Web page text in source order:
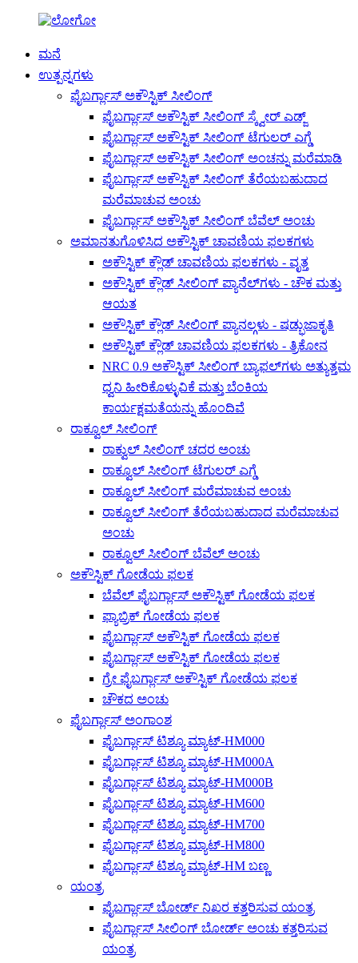
ಮನೆ
ಉತ್ಪನ್ನಗಳು
ಫೈಬರ್ಗ್ಲಾಸ್ ಅಕೌಸ್ಟಿಕ್ ಸೀಲಿಂಗ್
ಫೈಬರ್ಗ್ಲಾಸ್ ಅಕೌಸ್ಟಿಕ್ ಸೀಲಿಂಗ್ ಸ್ಕ್ವೇರ್ ಎಡ್ಜ್
ಫೈಬರ್ಗ್ಲಾಸ್ ಅಕೌಸ್ಟಿಕ್ ಸೀಲಿಂಗ್ ಟೆಗುಲರ್ ಎಗ್ಡೆ
ಫೈಬರ್ಗ್ಲಾಸ್ ಅಕೌಸ್ಟಿಕ್ ಸೀಲಿಂಗ್ ಅಂಚನ್ನು ಮರೆಮಾಡಿ
ಫೈಬರ್ಗ್ಲಾಸ್ ಅಕೌಸ್ಟಿಕ್ ಸೀಲಿಂಗ್ ತೆರೆಯಬಹುದಾದ
ಮರೆಮಾಚುವ ಅಂಚು
ಫೈಬರ್ಗ್ಲಾಸ್ ಅಕೌಸ್ಟಿಕ್ ಸೀಲಿಂಗ್ ಬೆವೆಲ್ ಅಂಚು
ಅಮಾನತುಗೊಳಿಸಿದ ಅಕೌಸ್ಟಿಕ್ ಚಾವಣಿಯ ಫಲಕಗಳು
ಅಕೌಸ್ಟಿಕ್ ಕ್ಲೌಡ್ ಚಾವಣಿಯ ಫಲಕಗಳು - ವೃತ್ತ
ಅಕೌಸ್ಟಿಕ್ ಕ್ಲೌಡ್ ಸೀಲಿಂಗ್ ಪ್ಯಾನೆಲ್‌ಗಳು - ಚೌಕ ಮತ್ತು
ಆಯತ
ಅಕೌಸ್ಟಿಕ್ ಕ್ಲೌಡ್ ಸೀಲಿಂಗ್ ಪ್ಯಾನಲ್ಗಳು - ಷಡ್ಭುಜಾಕೃತಿ
ಅಕೌಸ್ಟಿಕ್ ಕ್ಲೌಡ್ ಚಾವಣಿಯ ಫಲಕಗಳು - ತ್ರಿಕೋನ
NRC 0.9 ಅಕೌಸ್ಟಿಕ್ ಸೀಲಿಂಗ್ ಬ್ಯಾಫಲ್‌ಗಳು ಅತ್ಯುತ್ತಮ
ಧ್ವನಿ ಹೀರಿಕೊಳ್ಳುವಿಕೆ ಮತ್ತು ಬೆಂಕಿಯ
ಕಾರ್ಯಕ್ಷಮತೆಯನ್ನು ಹೊಂದಿವೆ
ರಾಕ್ವೂಲ್ ಸೀಲಿಂಗ್
ರಾಕ್ವುಲ್ ಸೀಲಿಂಗ್ ಚದರ ಅಂಚು
ರಾಕ್ವೂಲ್ ಸೀಲಿಂಗ್ ಟೆಗುಲರ್ ಎಗ್ಡೆ
ರಾಕ್ವೂಲ್ ಸೀಲಿಂಗ್ ಮರೆಮಾಚುವ ಅಂಚು
ರಾಕ್ವೂಲ್ ಸೀಲಿಂಗ್ ತೆರೆಯಬಹುದಾದ ಮರೆಮಾಚುವ
ಅಂಚು
ರಾಕ್ವೂಲ್ ಸೀಲಿಂಗ್ ಬೆವೆಲ್ ಅಂಚು
ಅಕೌಸ್ಟಿಕ್ ಗೋಡೆಯ ಫಲಕ
ಬೆವೆಲ್ ಫೈಬರ್ಗ್ಲಾಸ್ ಅಕೌಸ್ಟಿಕ್ ಗೋಡೆಯ ಫಲಕ
ಫ್ಯಾಬ್ರಿಕ್ ಗೋಡೆಯ ಫಲಕ
ಫೈಬರ್ಗ್ಲಾಸ್ ಅಕೌಸ್ಟಿಕ್ ಗೋಡೆಯ ಫಲಕ
ಫೈಬರ್ಗ್ಲಾಸ್ ಅಕೌಸ್ಟಿಕ್ ಗೋಡೆಯ ಫಲಕ
ಗ್ರೇ ಫೈಬರ್ಗ್ಲಾಸ್ ಅಕೌಸ್ಟಿಕ್ ಗೋಡೆಯ ಫಲಕ
ಚೌಕದ ಅಂಚು
ಫೈಬರ್ಗ್ಲಾಸ್ ಅಂಗಾಂಶ
ಫೈಬರ್ಗ್ಲಾಸ್ ಟಿಶ್ಯೂ ಮ್ಯಾಟ್-HM000
ಫೈಬರ್ಗ್ಲಾಸ್ ಟಿಶ್ಯೂ ಮ್ಯಾಟ್-HM000A
ಫೈಬರ್ಗ್ಲಾಸ್ ಟಿಶ್ಯೂ ಮ್ಯಾಟ್-HM000B
ಫೈಬರ್ಗ್ಲಾಸ್ ಟಿಶ್ಯೂ ಮ್ಯಾಟ್-HM600
ಫೈಬರ್ಗ್ಲಾಸ್ ಟಿಶ್ಯೂ ಮ್ಯಾಟ್-HM700
ಫೈಬರ್ಗ್ಲಾಸ್ ಟಿಶ್ಯೂ ಮ್ಯಾಟ್-HM800
ಫೈಬರ್ಗ್ಲಾಸ್ ಟಿಶ್ಯೂ ಮ್ಯಾಟ್-HM ಬಣ್ಣ
ಯಂತ್ರ
ಫೈಬರ್ಗ್ಲಾಸ್ ಬೋರ್ಡ್ ನಿಖರ ಕತ್ತರಿಸುವ ಯಂತ್ರ
ಫೈಬರ್ಗ್ಲಾಸ್ ಸೀಲಿಂಗ್ ಬೋರ್ಡ್ ಅಂಚು ಕತ್ತರಿಸುವ
ಯಂತ್ರ